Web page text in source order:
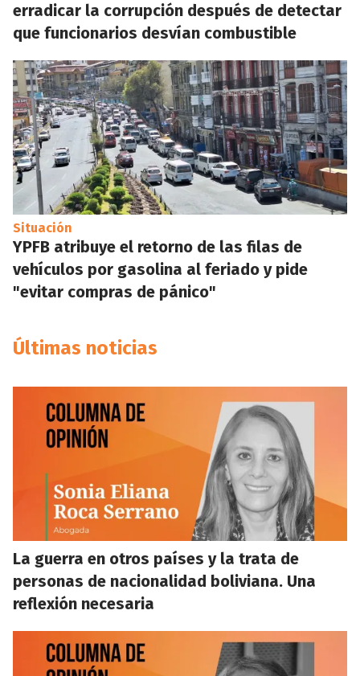
erradicar la corrupción después de detectar
que funcionarios desvían combustible
Situación
YPFB atribuye el retorno de las filas de
vehículos por gasolina al feriado y pide
"evitar compras de pánico"
Últimas noticias
La guerra en otros países y la trata de
personas de nacionalidad boliviana. Una
reflexión necesaria